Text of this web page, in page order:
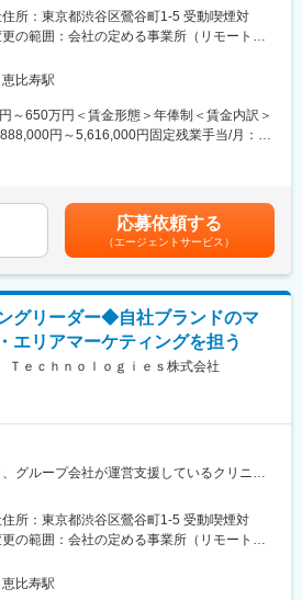
援している全国23院の歯科クリニックのマ
っていただくポジションです。toC領域での
スティング広告やSEOをメインに活躍されて
います。
ングの領域において、国内トップクラスのノ
ーと一緒に業務を行っていただけます。
用と関連業務全般
グ広告、SNS広告を中心に運用
LP制作のディレクション・広告バナー／動
／HP／ステップメール etc. の企画・ライテ
ション・制作物ディレクション業務に関わ
の折衝
に上流のペルソナ設計や適切な訴求プランの
いと思っています。
ただいております。
がほとんどで、若手にも活躍のチャンスが
ため、フルリモートが基本となります。そ
所：東京都渋谷区鶯谷町1-5 受動喫煙対
の範囲：会社の定める事業所（リモートワ
比寿駅
～650万円＜賃金形態＞年俸制＜賃金内訳＞
円～5,616,000円固定残業手当/月：
額であり、選考を通じて上下する可能性があ
固定手当を含めた表記です。
応募依頼する
（エージェントサービス）
グリーダー◆自社ブランドのマ
エリアマーケティングを担う
ｅｃｈｎｏｌｏｇｉｅｓ株式会社
グループ会社が運営支援しているクリニッ
ジメント
所：東京都渋谷区鶯谷町1-5 受動喫煙対
の範囲：会社の定める事業所（リモートワ
比寿駅